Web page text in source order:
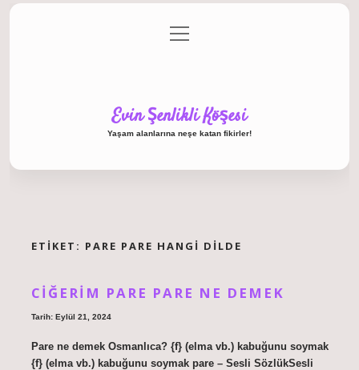
Gizlilik Politikası
menüyü
aç
Evin Şenlikli Köşesi
Yaşam alanlarına neşe katan fikirler!
ETIKET: PARE PARE HANGI DILDE
CIĞERIM PARE PARE NE DEMEK
Tarih: Eylül 21, 2024
Pare ne demek Osmanlıca? {f} (elma vb.) kabuğunu soymak
{f} (elma vb.) kabuğunu soymak pare – Sesli SözlükSesli